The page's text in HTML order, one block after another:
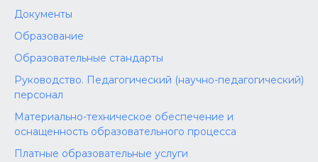
Документы
Образование
Образовательные стандарты
Руководство. Педагогический (научно-педагогический)
персонал
Материально-техническое обеспечение и
оснащенность образовательного процесса
Платные образовательные услуги